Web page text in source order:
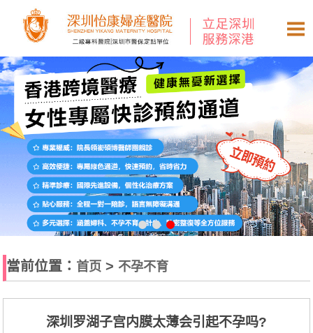
當前位置： 首页 > 不孕不育
深圳罗湖子宫内膜太薄会引起不孕吗?